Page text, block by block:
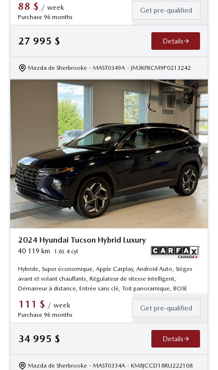
88 $ / week
Purchase 96 months
Get pre-qualified
27 995 $ Details
Mazda de Sherbrooke - MAST0349A - JM3KFBCM9P0213242
2024 Hyundai Tucson Hybrid Luxury
40 119 km 1.6L 4 cyl
Hybride, Super économique, Apple Carplay, Android Auto, Sièges
avant et volant chauffants, Régulateur de vitesse intelligent,
Démarreur à distance, Entrée sans clé, Toit panoramique, BOSE
111 $ / week
Purchase 96 months
Get pre-qualified
34 995 $ Details
Mazda de Sherbrooke - MAST0334A - KM8JCCD18RU222108